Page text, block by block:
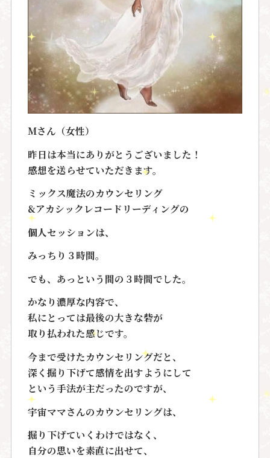
Mさん（女性）
昨日は本当にありがとうございました！
感想を送らせていただきます。
ミックス魔法のカウンセリング
&アカシックレコードリーディングの
個人セッションは、
みっちり３時間。
でも、あっという間の３時間でした。
かなり濃厚な内容で、
私にとっては最後の大きな砦が
取り払われた感じです。
今まで受けたカウンセリングだと、
深く掘り下げて感情を出すようにして
という手法が主だったのですが、
宇宙ママさんのカウンセリングは、
掘り下げていくわけではなく、
自分の思いを素直に出せて、